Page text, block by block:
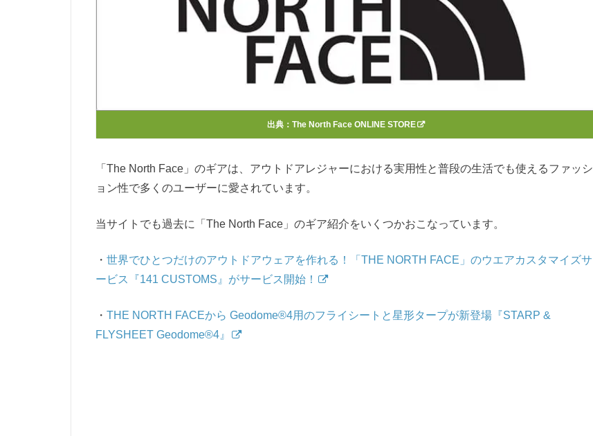
出典： The North Face ONLINE STORE
「The North Face」のギアは、アウトドアレジャーにおける実用性と普段の生活でも使えるファッシ
ョン性で多くのユーザーに愛されています。
当サイトでも過去に「The North Face」のギア紹介をいくつかおこなっています。
・世界でひとつだけのアウトドアウェアを作れる！「THE NORTH FACE」のウエアカスタマイズサ
ービス『141 CUSTOMS』がサービス開始！
・THE NORTH FACEから Geodome®4用のフライシートと星形タープが新登場『STARP &
FLYSHEET Geodome®4』